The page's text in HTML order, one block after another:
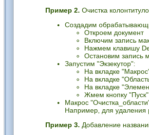
Пример 2. Очистка
Создадим
Откроем документ
Включим запись
Нажмем клавишу
Остановим запись
Запустим "Экзекутор":
На вкладке
На вкладке
На вкладке
Жмем кнопку "Пуск"
Макрос
Например, для удаления
Пример 3. Добавление